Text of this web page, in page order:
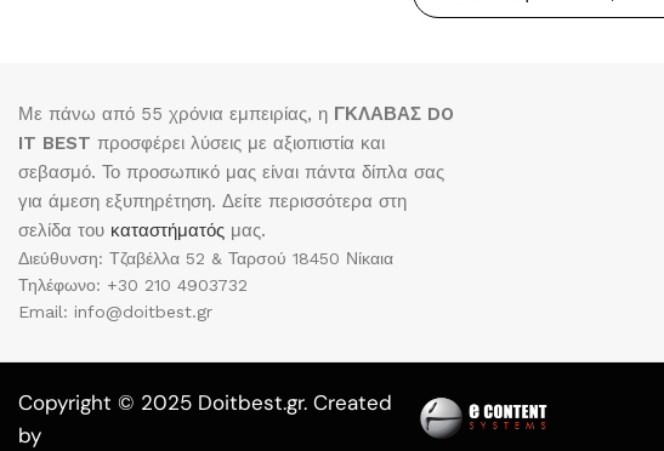
Με πάνω από 55 χρόνια εμπειρίας, η ΓΚΛΑΒΑΣ DO
IT BEST προσφέρει λύσεις με αξιοπιστία και
σεβασμό. Το προσωπικό μας είναι πάντα δίπλα σας
για άμεση εξυπηρέτηση. Δείτε περισσότερα στη
σελίδα του καταστήματός μας.
Διεύθυνση: Τζαβέλλα 52 & Ταρσού 18450 Νίκαια
Τηλέφωνο: +30 210 4903732
Email: info@doitbest.gr
Copyright © 2025 Doitbest.gr. Created
by